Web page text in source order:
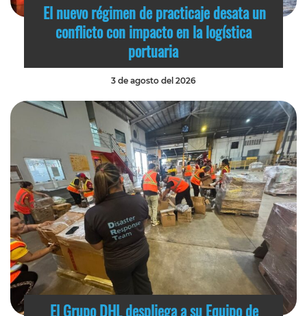
El nuevo régimen de practicaje desata un
conflicto con impacto en la logística
portuaria
3 de agosto del 2026
El Grupo DHL despliega a su Equipo de